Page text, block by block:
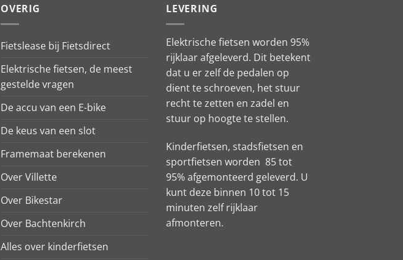
OVERIG
Fietslease bij Fietsdirect
Elektrische fietsen, de meest
gestelde vragen
De accu van een E-bike
De keus van een slot
Framemaat berekenen
Over Villette
Over Bikestar
Over Bachtenkirch
Alles over kinderfietsen
LEVERING
Elektrische fietsen worden 95%
rijklaar afgeleverd. Dit betekent
dat u er zelf de pedalen op
dient te schroeven, het stuur
recht te zetten en zadel en
stuur op hoogte te stellen.
Kinderfietsen, stadsfietsen en
sportfietsen worden 85 tot
95% afgemonteerd geleverd. U
kunt deze binnen 10 tot 15
minuten zelf rijklaar
afmonteren.